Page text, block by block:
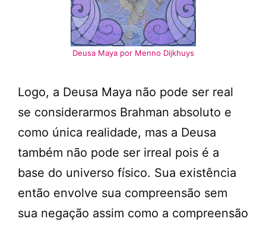
Deusa Maya por Menno Dijkhuys
Logo, a Deusa Maya não pode ser real
se considerarmos Brahman absoluto e
como única realidade, mas a Deusa
também não pode ser irreal pois é a
base do universo físico. Sua existência
então envolve sua compreensão sem
sua negação assim como a compreensão